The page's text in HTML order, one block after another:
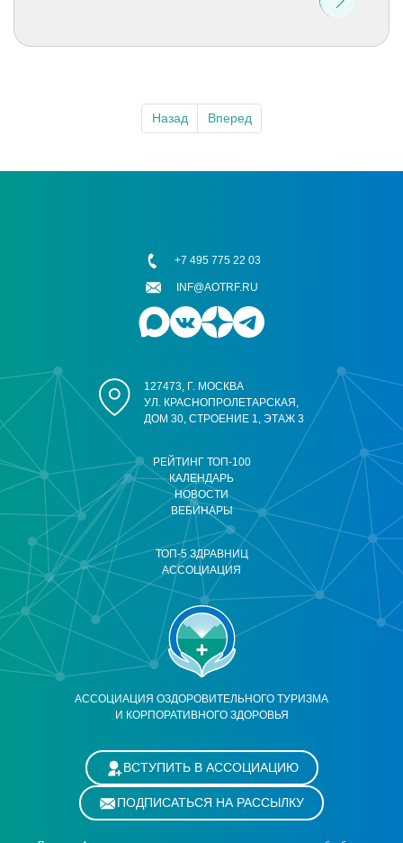
Назад Вперед
АССОЦИАЦИЯ ОЗДОРОВИТЕЛЬНОГО ТУРИЗМА
И КОРПОРАТИВНОГО ЗДОРОВЬЯ
РЕЙТИНГ ТОП-100
КАЛЕНДАРЬ
НОВОСТИ
ВЕБИНАРЫ
ТОП-5 ЗДРАВНИЦ
АССОЦИАЦИЯ
127473, Г. МОСКВА
УЛ. КРАСНОПРОЛЕТАРСКАЯ,
ДОМ 30, СТРОЕНИЕ 1, ЭТАЖ 3
+7 495 775 22 03
INF@AOTRF.RU
ВСТУПИТЬ В АССОЦИАЦИЮ
ПОДПИСАТЬСЯ НА РАССЫЛКУ